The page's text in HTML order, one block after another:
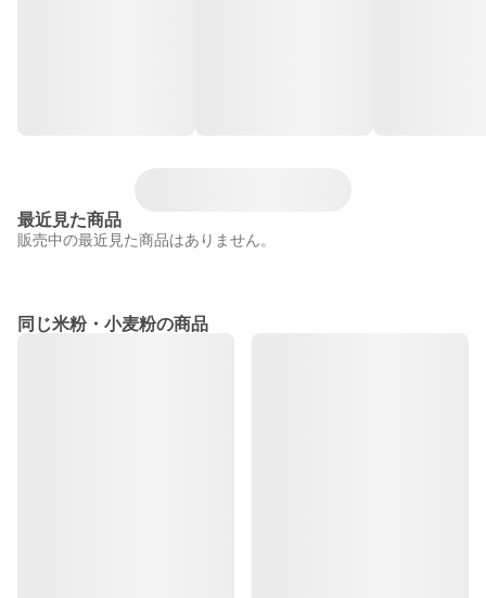
最近見た商品
販売中の最近見た商品はありません。
同じ米粉・小麦粉の商品